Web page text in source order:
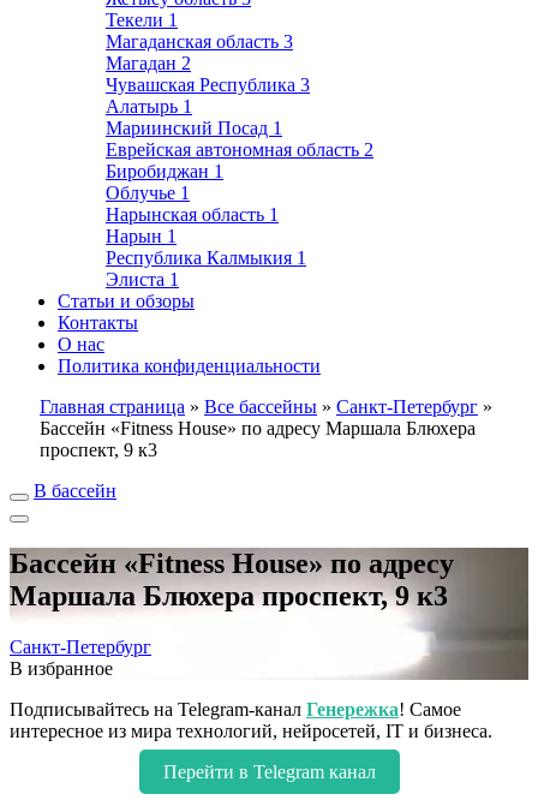
Текели 1
Магаданская область 3
Магадан 2
Чувашская Республика 3
Алатырь 1
Мариинский Посад 1
Еврейская автономная область 2
Биробиджан 1
Облучье 1
Нарынская область 1
Нарын 1
Республика Калмыкия 1
Элиста 1
Статьи и обзоры
Контакты
О нас
Политика конфиденциальности
Главная страница » Все бассейны » Санкт-Петербург »
Бассейн «Fitness House» по адресу Маршала Блюхера
проспект, 9 к3
В бассейн
Бассейн «Fitness House» по адресу
Маршала Блюхера проспект, 9 к3
Санкт-Петербург
В избранное
Подписывайтесь на Telegram-канал Генережка! Самое
интересное из мира технологий, нейросетей, IT и бизнеса.
Перейти в Telegram канал